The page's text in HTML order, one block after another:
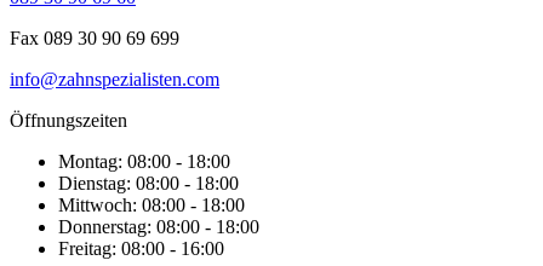
Fax 089 30 90 69 699
info@zahnspezialisten.com
Öffnungszeiten
Montag: 08:00 - 18:00
Dienstag: 08:00 - 18:00
Mittwoch: 08:00 - 18:00
Donnerstag: 08:00 - 18:00
Freitag: 08:00 - 16:00